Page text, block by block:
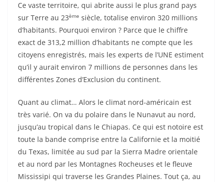
Ce vaste territoire, qui abrite aussi le plus grand pays
sur Terre au 23ème siècle, totalise environ 320 millions
d’habitants. Pourquoi environ ? Parce que le chiffre
exact de 313,2 million d’habitants ne compte que les
citoyens enregistrés, mais les experts de l’UNE estiment
qu’il y aurait environ 7 millions de personnes dans les
différentes Zones d’Exclusion du continent.
Quant au climat… Alors le climat nord-américain est
très varié. On va du polaire dans le Nunavut au nord,
jusqu’au tropical dans le Chiapas. Ce qui est notoire est
toute la bande comprise entre la Californie et la moitié
du Texas, limitée au sud par la Sierra Madre orientale
et au nord par les Montagnes Rocheuses et le fleuve
Mississipi qui traverse les Grandes Plaines. Tout ça, au